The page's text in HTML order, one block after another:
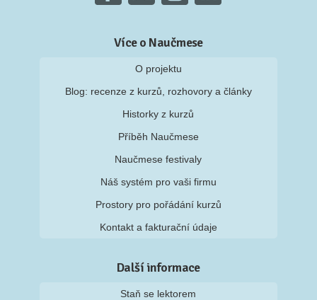
Více o Naučmese
O projektu
Blog: recenze z kurzů, rozhovory a články
Historky z kurzů
Příběh Naučmese
Naučmese festivaly
Náš systém pro vaši firmu
Prostory pro pořádání kurzů
Kontakt a fakturační údaje
Další informace
Staň se lektorem